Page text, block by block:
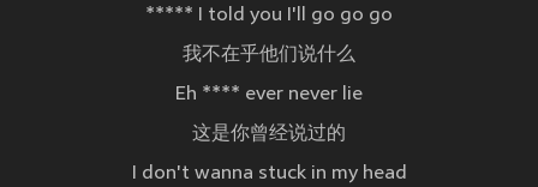
***** I told you I'll go go go
我不在乎他们说什么
Eh **** ever never lie
这是你曾经说过的
I don't wanna stuck in my head